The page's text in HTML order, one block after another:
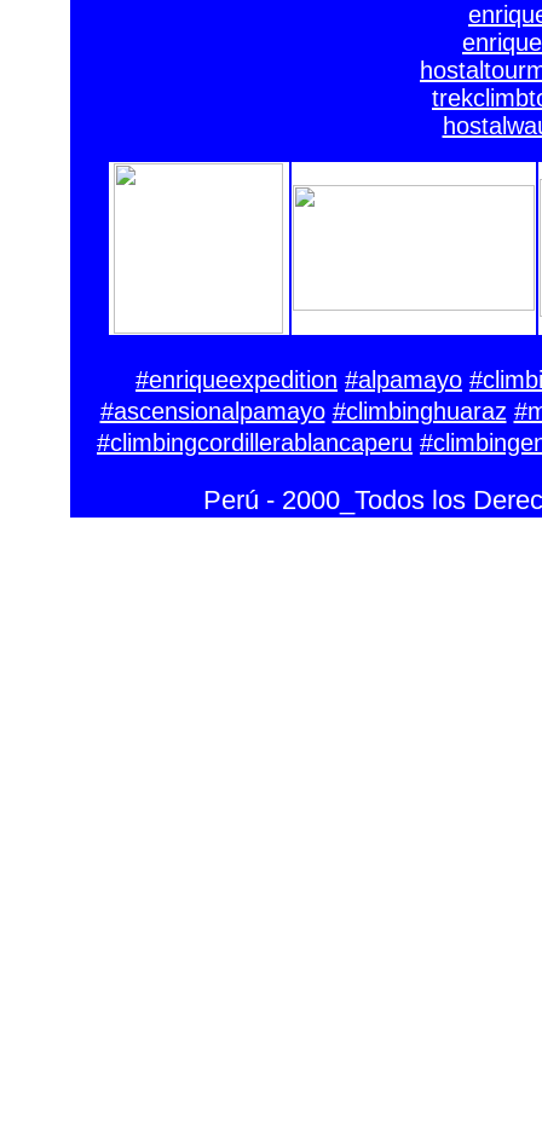
#enriqueexpedition #alpamayo
#ascensionalpamayo #climbinghuaraz
#climbingcordillerablancaperu
Perú - 2000_Todos los